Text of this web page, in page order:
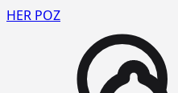
HER POZ